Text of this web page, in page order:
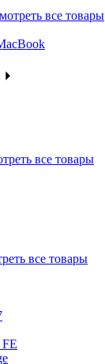
все товары
все товары
все товары